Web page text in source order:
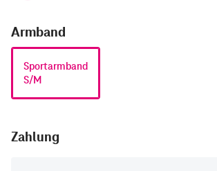
Armband
Sportarmband
S/M
Zahlung